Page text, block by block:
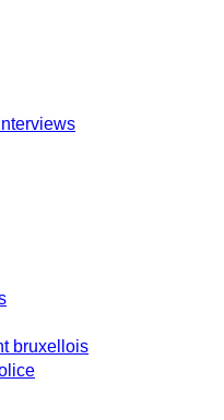
bruxellois